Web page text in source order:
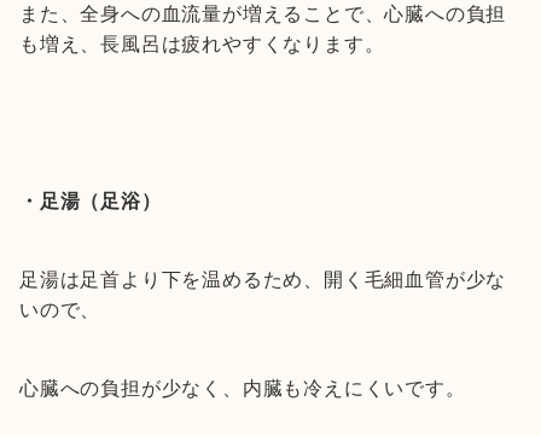
また、全身への血流量が増えることで、心臓への負担
も増え、長風呂は疲れやすくなります。
・足湯（足浴）
足湯は足首より下を温めるため、開く毛細血管が少な
いので、
心臓への負担が少なく、内臓も冷えにくいです。